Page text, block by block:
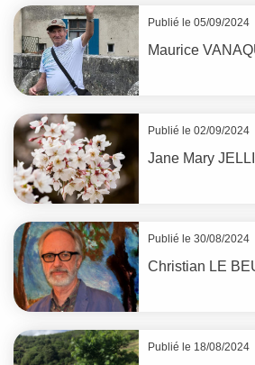
Publié le 05/09/2024
Maurice
Publié le 02/09/2024
Jane Mary
Publié le 30/08/2024
Christian LE
Publié le 18/08/2024